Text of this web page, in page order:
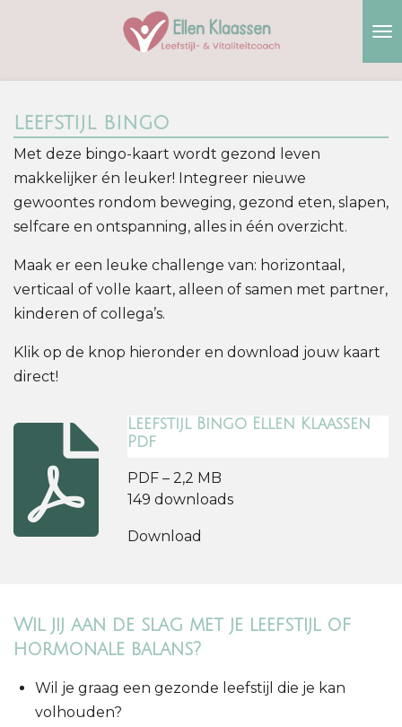
hoofdinhoud
leefstijl bingo
Met deze bingo-kaart wordt gezond leven
makkelijker én leuker! Integreer nieuwe
gewoontes rondom beweging, gezond eten, slapen,
selfcare en ontspanning, alles in één overzicht.
Maak er een leuke challenge van: horizontaal,
verticaal of volle kaart, alleen of samen met partner,
kinderen of collega’s.
Klik op de knop hieronder en download jouw kaart
direct!
Leefstijl Bingo Ellen Klaassen
Pdf
PDF – 2,2 MB
149 downloads
Download
Wil jij aan de slag met je leefstijl of
hormonale balans?
Wil je graag een gezonde leefstijl die je kan
volhouden?